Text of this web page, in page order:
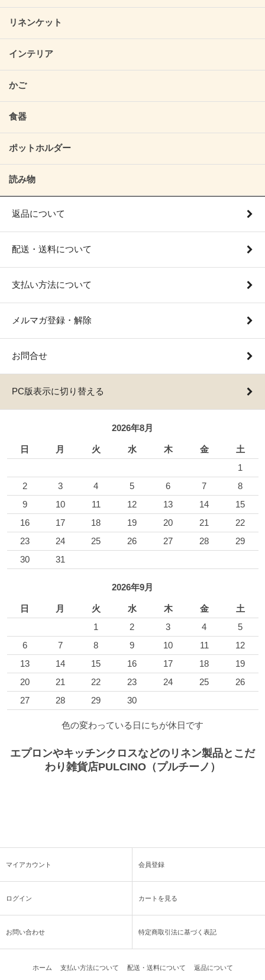
リネンケット
インテリア
かご
食器
ポットホルダー
読み物
返品について
配送・送料について
支払い方法について
メルマガ登録・解除
お問合せ
PC版表示に切り替える
2026年8月
日 月 火 水 木 金
土
1
2
3 4 5 6 7
8
9
10 11 12 13 14
15
16
17 18 19 20 21
22
23
24 25 26 27 28
29
30
31
2026年9月
日 月 火 水 木 金
土
1
2 3 4
5
6
7 8 9 10 11
12
13
14 15 16 17 18
19
20
21 22 23 24 25
26
27
28 29 30
色の変わっている日にちが休日です
エプロンやキッチンクロスなどのリネン製品とこだ
わり雑貨店PULCINO（プルチーノ）
マイアカウント 会員登録
ログイン カートを見る
お問い合わせ 特定商取引法に基づく表記
ホーム 支払い方法について 配送・送料について 返品について